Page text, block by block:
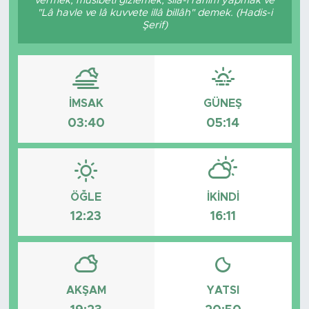
"Lâ havle ve lâ kuvvete illâ billâh" demek. (Hadis-i
Şerif)
İMSAK
03:40
GÜNEŞ
05:14
ÖĞLE
12:23
İKINDI
16:11
AKŞAM YATSI
Söyleşi
Foto Şaka
Teknoloji
Politika